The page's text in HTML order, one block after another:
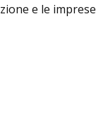
e le imprese